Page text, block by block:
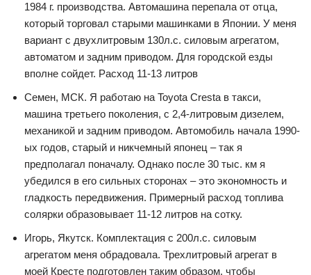
1984 г. производства. Автомашина перепала от отца,
который торговал старыми машинками в Японии. У меня
вариант с двухлитровым 130л.с. силовым агрегатом,
автоматом и задним приводом. Для городской езды
вполне сойдет. Расход 11-13 литров
Семен, МСК. Я работаю на Toyota Cresta в такси,
машина третьего поколения, с 2,4-литровым дизелем,
механикой и задним приводом. Автомобиль начала 1990-
ых годов, старый и никчемный японец – так я
предполагал поначалу. Однако после 30 тыс. км я
убедился в его сильных сторонах – это экономность и
гладкость передвижения. Примерный расход топлива
солярки образовывает 11-12 литров на сотку.
Игорь, Якутск. Комплектация с 200л.с. силовым
агрегатом меня обрадовала. Трехлитровый агрегат в
моей Кресте подготовлен таким образом, чтобы